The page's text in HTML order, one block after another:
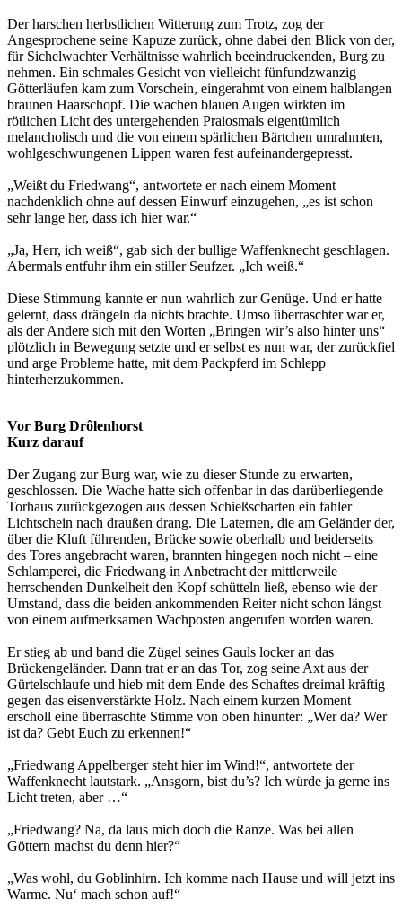
Der harschen herbstlichen Witterung zum Trotz, zog der
Angesprochene seine Kapuze zurück, ohne dabei den Blick von der,
für Sichelwachter Verhältnisse wahrlich beeindruckenden, Burg zu
nehmen. Ein schmales Gesicht von vielleicht fünfundzwanzig
Götterläufen kam zum Vorschein, eingerahmt von einem halblangen
braunen Haarschopf. Die wachen blauen Augen wirkten im
rötlichen Licht des untergehenden Praiosmals eigentümlich
melancholisch und die von einem spärlichen Bärtchen umrahmten,
wohlgeschwungenen Lippen waren fest aufeinandergepresst.
„Weißt du Friedwang“, antwortete er nach einem Moment
nachdenklich ohne auf dessen Einwurf einzugehen, „es ist schon
sehr lange her, dass ich hier war.“
„Ja, Herr, ich weiß“, gab sich der bullige Waffenknecht geschlagen.
Abermals entfuhr ihm ein stiller Seufzer. „Ich weiß.“
Diese Stimmung kannte er nun wahrlich zur Genüge. Und er hatte
gelernt, dass drängeln da nichts brachte. Umso überraschter war er,
als der Andere sich mit den Worten „Bringen wir’s also hinter uns“
plötzlich in Bewegung setzte und er selbst es nun war, der zurückfiel
und arge Probleme hatte, mit dem Packpferd im Schlepp
hinterherzukommen.
Vor Burg Drôlenhorst
Kurz darauf
Der Zugang zur Burg war, wie zu dieser Stunde zu erwarten,
geschlossen. Die Wache hatte sich offenbar in das darüberliegende
Torhaus zurückgezogen aus dessen Schießscharten ein fahler
Lichtschein nach draußen drang. Die Laternen, die am Geländer der,
über die Kluft führenden, Brücke sowie oberhalb und beiderseits
des Tores angebracht waren, brannten hingegen noch nicht – eine
Schlamperei, die Friedwang in Anbetracht der mittlerweile
herrschenden Dunkelheit den Kopf schütteln ließ, ebenso wie der
Umstand, dass die beiden ankommenden Reiter nicht schon längst
von einem aufmerksamen Wachposten angerufen worden waren.
Er stieg ab und band die Zügel seines Gauls locker an das
Brückengeländer. Dann trat er an das Tor, zog seine Axt aus der
Gürtelschlaufe und hieb mit dem Ende des Schaftes dreimal kräftig
gegen das eisenverstärkte Holz. Nach einem kurzen Moment
erscholl eine überraschte Stimme von oben hinunter: „Wer da? Wer
ist da? Gebt Euch zu erkennen!“
„Friedwang Appelberger steht hier im Wind!“, antwortete der
Waffenknecht lautstark. „Ansgorn, bist du’s? Ich würde ja gerne ins
Licht treten, aber …“
„Friedwang? Na, da laus mich doch die Ranze. Was bei allen
Göttern machst du denn hier?“
„Was wohl, du Goblinhirn. Ich komme nach Hause und will jetzt ins
Warme. Nu‘ mach schon auf!“